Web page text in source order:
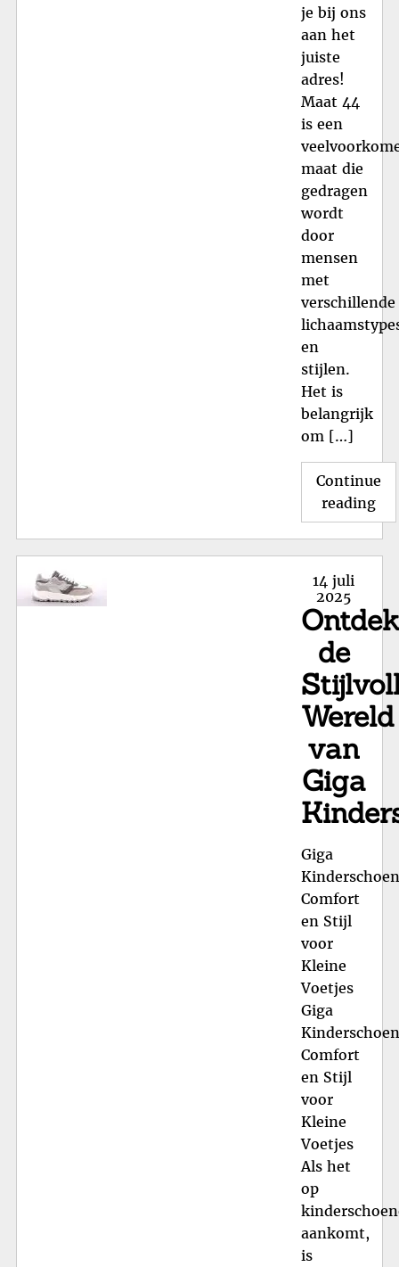
je bij ons
aan het
juiste
adres!
Maat 44
is een
maat die
gedragen
wordt
door
mensen
met
verschillende
en
stijlen.
Het is
belangrijk
om […]
Continue
reading
Posted
on
14 juli
2025
Ontdek
de
Wereld
van
Giga
Giga
Comfort
en Stijl
voor
Kleine
Voetjes
Giga
Comfort
en Stijl
voor
Kleine
Voetjes
Als het
op
aankomt,
is